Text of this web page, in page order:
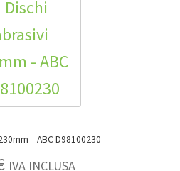
Dischi abrasivi 230mm – ABC D98100230
IVA INCLUSA